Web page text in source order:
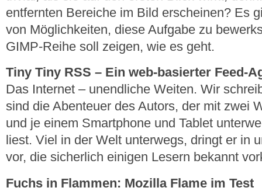
entfernten Bereiche im Bild erscheinen? Es
von Möglichkeiten, diese Aufgabe zu
GIMP-Reihe soll zeigen, wie es geht.
Tiny Tiny RSS – Ein web-basierter Feed-
Das Internet – unendliche Weiten. Wir
sind die Abenteuer des Autors, der mit zwei
und je einem Smartphone und Tablet
liest. Viel in der Welt unterwegs, dringt er in
vor, die sicherlich einigen Lesern bekannt
Fuchs in Flammen: Mozilla Flame im Test